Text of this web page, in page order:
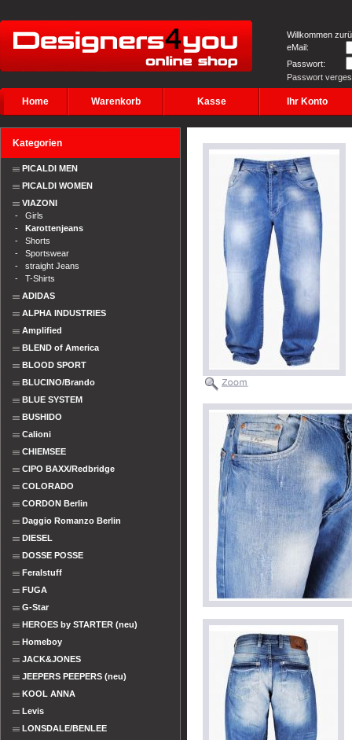
Willkommen
eMail:
Passwort:
Passwort
Home Warenkorb Kasse Ihr Konto
Kategorien
PICALDI MEN
PICALDI WOMEN
VIAZONI
- Girls
- Karottenjeans
- Shorts
- Sportswear
- straight Jeans
- T-Shirts
ADIDAS
ALPHA INDUSTRIES
Amplified
BLEND of America
BLOOD SPORT
BLUCINO/Brando
BLUE SYSTEM
BUSHIDO
Calioni
CHIEMSEE
CIPO BAXX/Redbridge
COLORADO
CORDON Berlin
Daggio Romanzo Berlin
DIESEL
DOSSE POSSE
Feralstuff
FUGA
G-Star
HEROES by STARTER (neu)
Homeboy
JACK&JONES
JEEPERS PEEPERS (neu)
KOOL ANNA
Levis
LONSDALE/BENLEE